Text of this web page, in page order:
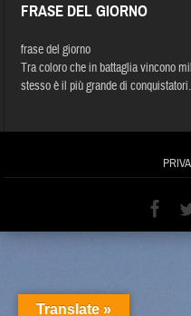
FRASE DEL GIORNO
frase del giorno
Tra coloro che in battaglia vincono
stesso è il più grande di conquistatori.
Translate »